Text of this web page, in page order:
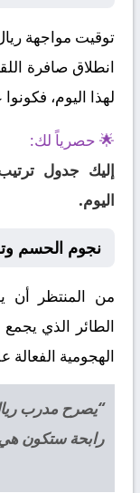
توقيت مواجهة
انطلاق صافرة
لهذا اليوم،
🌟 حصرياً لك:
إليك جدول
اليوم.
نجوم الحسم
من المنتظر أن
الطائر الذي يجمع
الهجومية
“يصرح مدرب ريال
رابحة ستكون هي